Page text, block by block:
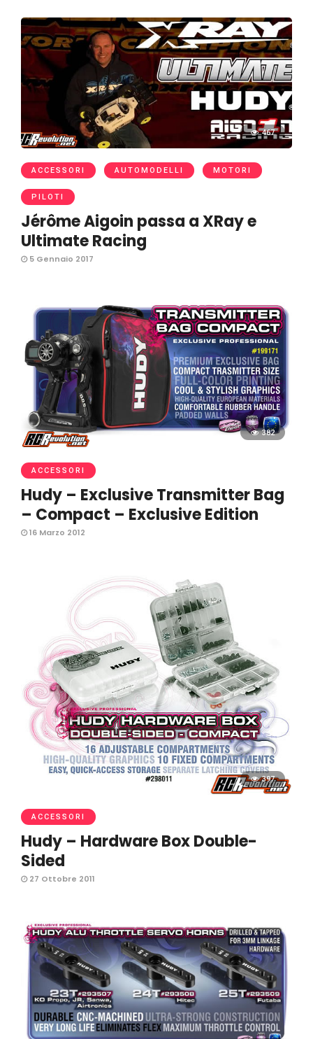
467
ACCESSORI AUTOMODELLI MOTORI
PILOTI
Jérôme Aigoin passa a XRay e
Ultimate Racing
5 Gennaio 2017
382
ACCESSORI
Hudy – Exclusive Transmitter Bag
– Compact – Exclusive Edition
16 Marzo 2012
397
ACCESSORI
Hudy – Hardware Box Double-
Sided
27 Ottobre 2011